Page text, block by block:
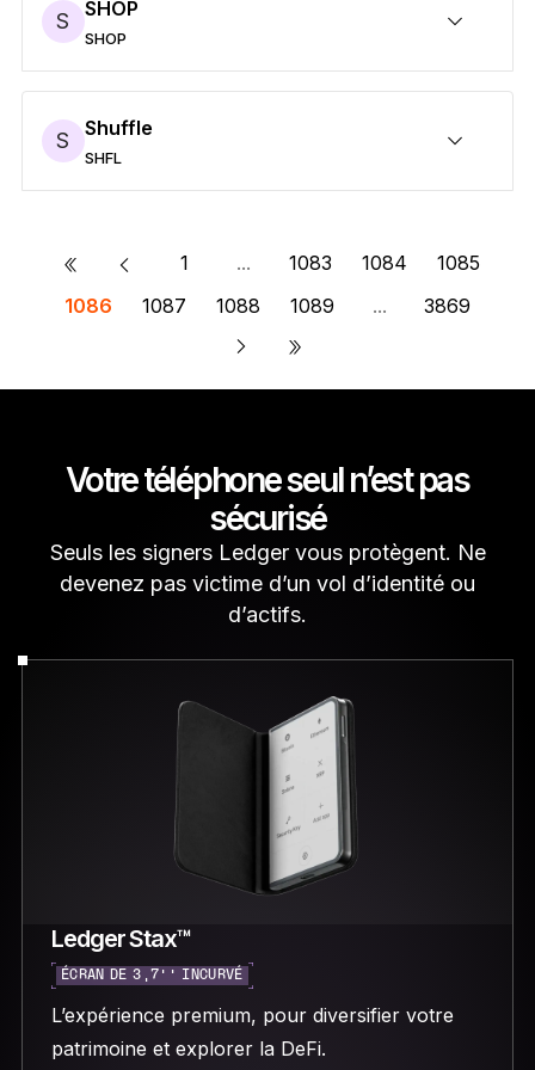
S SHOP
SHOP
Envoyer/Recevoir
Acheter
Swap
Staker
Compatible avec des wallets tiers
Sécuriser vos SHOP
S Shuffle
SHFL
Envoyer/Recevoir
Acheter
Swap
Staker
Compatible avec des wallets tiers
Sécuriser vos SHFL
« 1 ... 1083 1084
1085
1086
1087 1088 1089 ... 3869
»
Votre téléphone seul n’est pas
sécurisé
Seuls les signers Ledger vous protègent. Ne
devenez pas victime d’un vol d’identité ou
d’actifs.
Ledger Stax™
ÉCRAN DE 3,7’’ INCURVÉ
L’expérience premium, pour diversifier votre
patrimoine et explorer la DeFi.